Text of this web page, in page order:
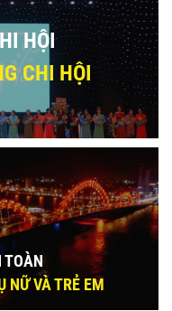
HỘI
CHI HỘI
TOÀN
NỮ VÀ TRẺ EM